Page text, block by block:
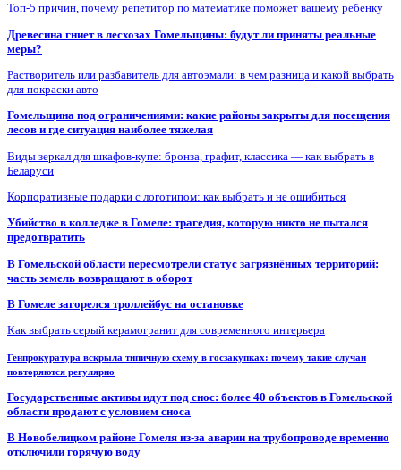
Топ-5 причин, почему репетитор по математике поможет вашему ребенку
Древесина гниет в лесхозах Гомельщины: будут ли приняты реальные
меры?
Растворитель или разбавитель для автоэмали: в чем разница и какой выбрать
для покраски авто
Гомельщина под ограничениями: какие районы закрыты для посещения
лесов и где ситуация наиболее тяжелая
Виды зеркал для шкафов-купе: бронза, графит, классика — как выбрать в
Беларуси
Корпоративные подарки с логотипом: как выбрать и не ошибиться
Убийство в колледже в Гомеле: трагедия, которую никто не пытался
предотвратить
В Гомельской области пересмотрели статус загрязнённых территорий:
часть земель возвращают в оборот
В Гомеле загорелся троллейбус на остановке
Как выбрать серый керамогранит для современного интерьера
Генпрокуратура вскрыла типичную схему в госзакупках: почему такие случаи
повторяются регулярно
Государственные активы идут под снос: более 40 объектов в Гомельской
области продают с условием сноса
В Новобелицком районе Гомеля из-за аварии на трубопроводе временно
отключили горячую воду